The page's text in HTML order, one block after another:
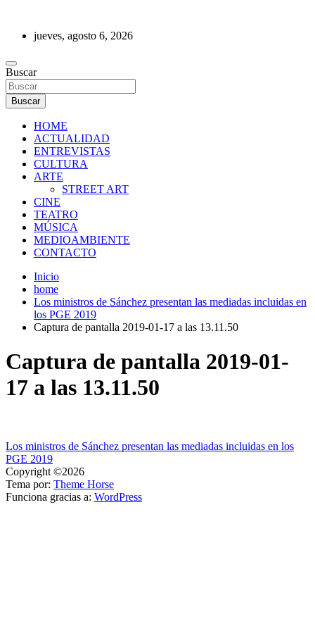
contenidojueves, agosto 6, 2026
REVISTA DE PRENSA
Buscar
Buscar
HOME
ACTUALIDAD
ENTREVISTAS
CULTURA
ARTE
STREET ART
CINE
TEATRO
MÚSICA
MEDIOAMBIENTE
CONTACTO
Inicio
home
Los ministros de Sánchez presentan las mediadas incluidas en
los PGE 2019
Captura de pantalla 2019-01-17 a las 13.11.50
Captura de pantalla 2019-01-
17 a las 13.11.50
Navegación
de
entradas
Los ministros de Sánchez presentan las mediadas incluidas en los
PGE 2019
Copyright ©2026
Tema por: Theme Horse
Funciona gracias a: WordPress